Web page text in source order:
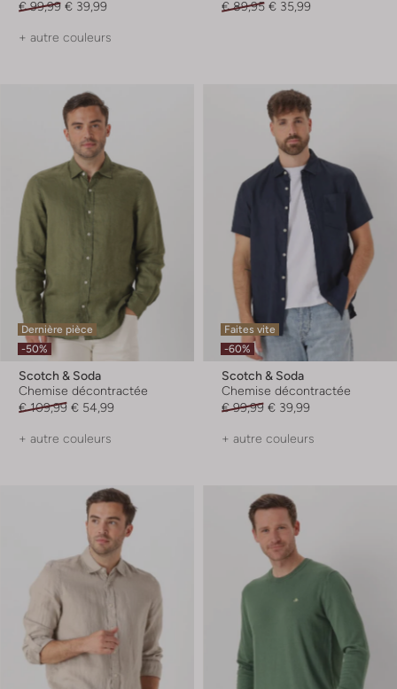
€ 99,99 € 39,99
+ autre couleurs
€ 89,95 € 35,99
Dernière pièce
-50%
Scotch & Soda
Chemise décontractée
€ 109,99 € 54,99
+ autre couleurs
Faites vite
-60%
Scotch & Soda
Chemise décontractée
€ 99,99 € 39,99
+ autre couleurs